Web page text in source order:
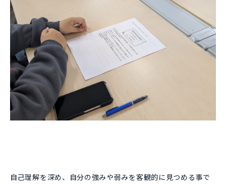
自己理解を深め、自分の強みや弱みを客観的に見つめる事で